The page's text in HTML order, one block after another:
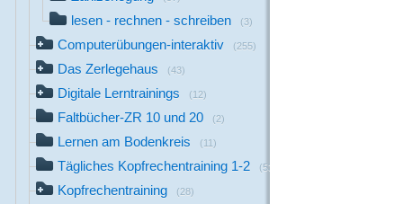
lesen - rechnen - schreiben (3)
Computerübungen-interaktiv (255)
Das Zerlegehaus (43)
Digitale Lerntrainings (12)
Faltbücher-ZR 10 und 20 (2)
Lernen am Bodenkreis (11)
Tägliches Kopfrechentraining 1-2 (53)
Kopfrechentraining (28)